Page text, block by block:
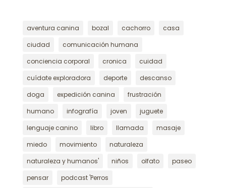
aventura canina bozal cachorro
casa
ciudad
comunicación humana
conciencia corporal
cronica
cuidad
cuídate exploradora
deporte
descanso
doga
expedición canina
frustración
humano
infografía joven
juguete
lenguaje canino
libro llamada
masaje
miedo
movimiento
naturaleza
naturaleza y humanos'
niños olfato
paseo
pensar
podcast 'Perros